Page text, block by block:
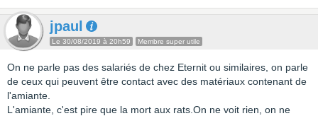
jpaul
Le 30/08/2019 à 20h59 Membre super utile
On ne parle pas des salariés de chez Eternit ou similaires, on parle
de ceux qui peuvent être contact avec des matériaux contenant de
l'amiante.
L'amiante, c'est pire que la mort aux rats.On ne voit rien, on ne